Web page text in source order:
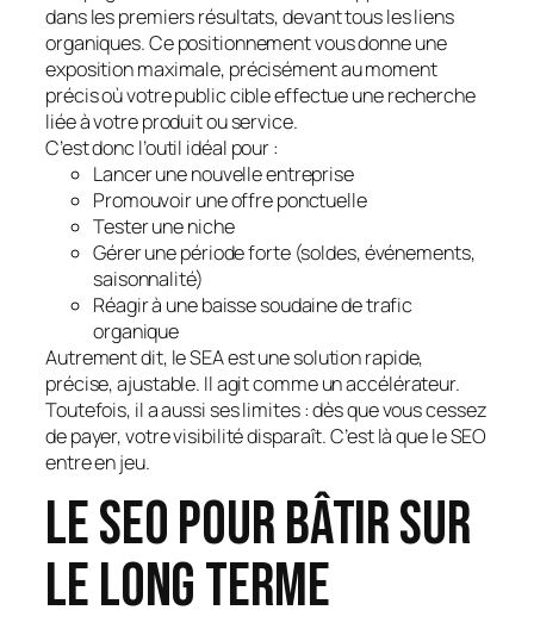
dans les premiers résultats, devant tous les liens
organiques. Ce positionnement vous donne une
exposition maximale, précisément au moment
précis où votre public cible effectue une recherche
liée à votre produit ou service.
C’est donc l’outil idéal pour :
Lancer une nouvelle entreprise
Promouvoir une offre ponctuelle
Tester une niche
Gérer une période forte (soldes, événements,
saisonnalité)
Réagir à une baisse soudaine de trafic
organique
Autrement dit, le SEA est une solution rapide,
précise, ajustable. Il agit comme un accélérateur.
Toutefois, il a aussi ses limites : dès que vous cessez
de payer, votre visibilité disparaît. C’est là que le SEO
entre en jeu.
Le SEO pour bâtir sur
le long terme